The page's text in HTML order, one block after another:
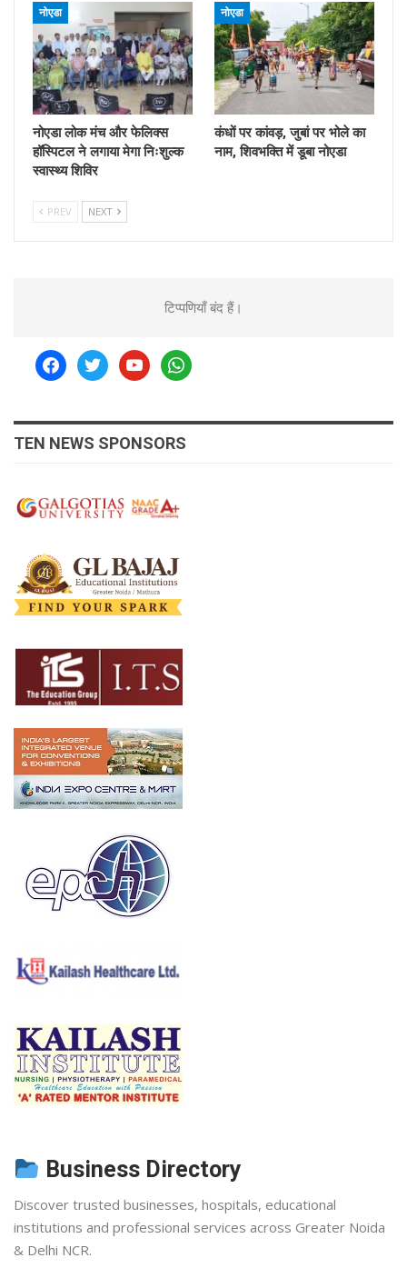
नोएडा
नोएडा लोक मंच और फेलिक्स
हॉस्पिटल ने लगाया मेगा निःशुल्क
स्वास्थ्य शिविर
नोएडा
कंधों पर कांवड़, जुबां पर भोले का
नाम, शिवभक्ति में डूबा नोएडा
PREV NEXT
टिप्पणियाँ बंद हैं।
facebooktwitteryoutubewhatsapp
TEN NEWS SPONSORS
Business Directory
Discover trusted businesses, hospitals, educational
institutions and professional services across Greater Noida
& Delhi NCR.